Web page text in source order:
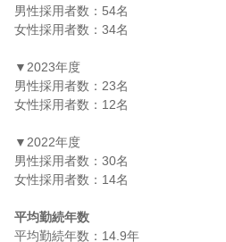
男性採用者数：54名
女性採用者数：34名
▼2023年度
男性採用者数：23名
女性採用者数：12名
▼2022年度
男性採用者数：30名
女性採用者数：14名
平均勤続年数